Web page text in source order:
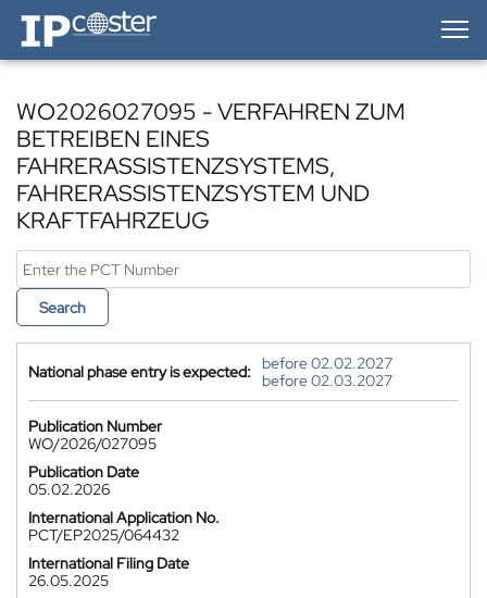
IP-Coster — Home
WO2026027095 - VERFAHREN ZUM
BETREIBEN EINES
FAHRERASSISTENZSYSTEMS,
FAHRERASSISTENZSYSTEM UND
KRAFTFAHRZEUG
Search
National phase entry is expected:
before 02.02.2027
before 02.03.2027
Publication Number
WO/2026/027095
Publication Date
05.02.2026
International Application No.
PCT/EP2025/064432
International Filing Date
26.05.2025